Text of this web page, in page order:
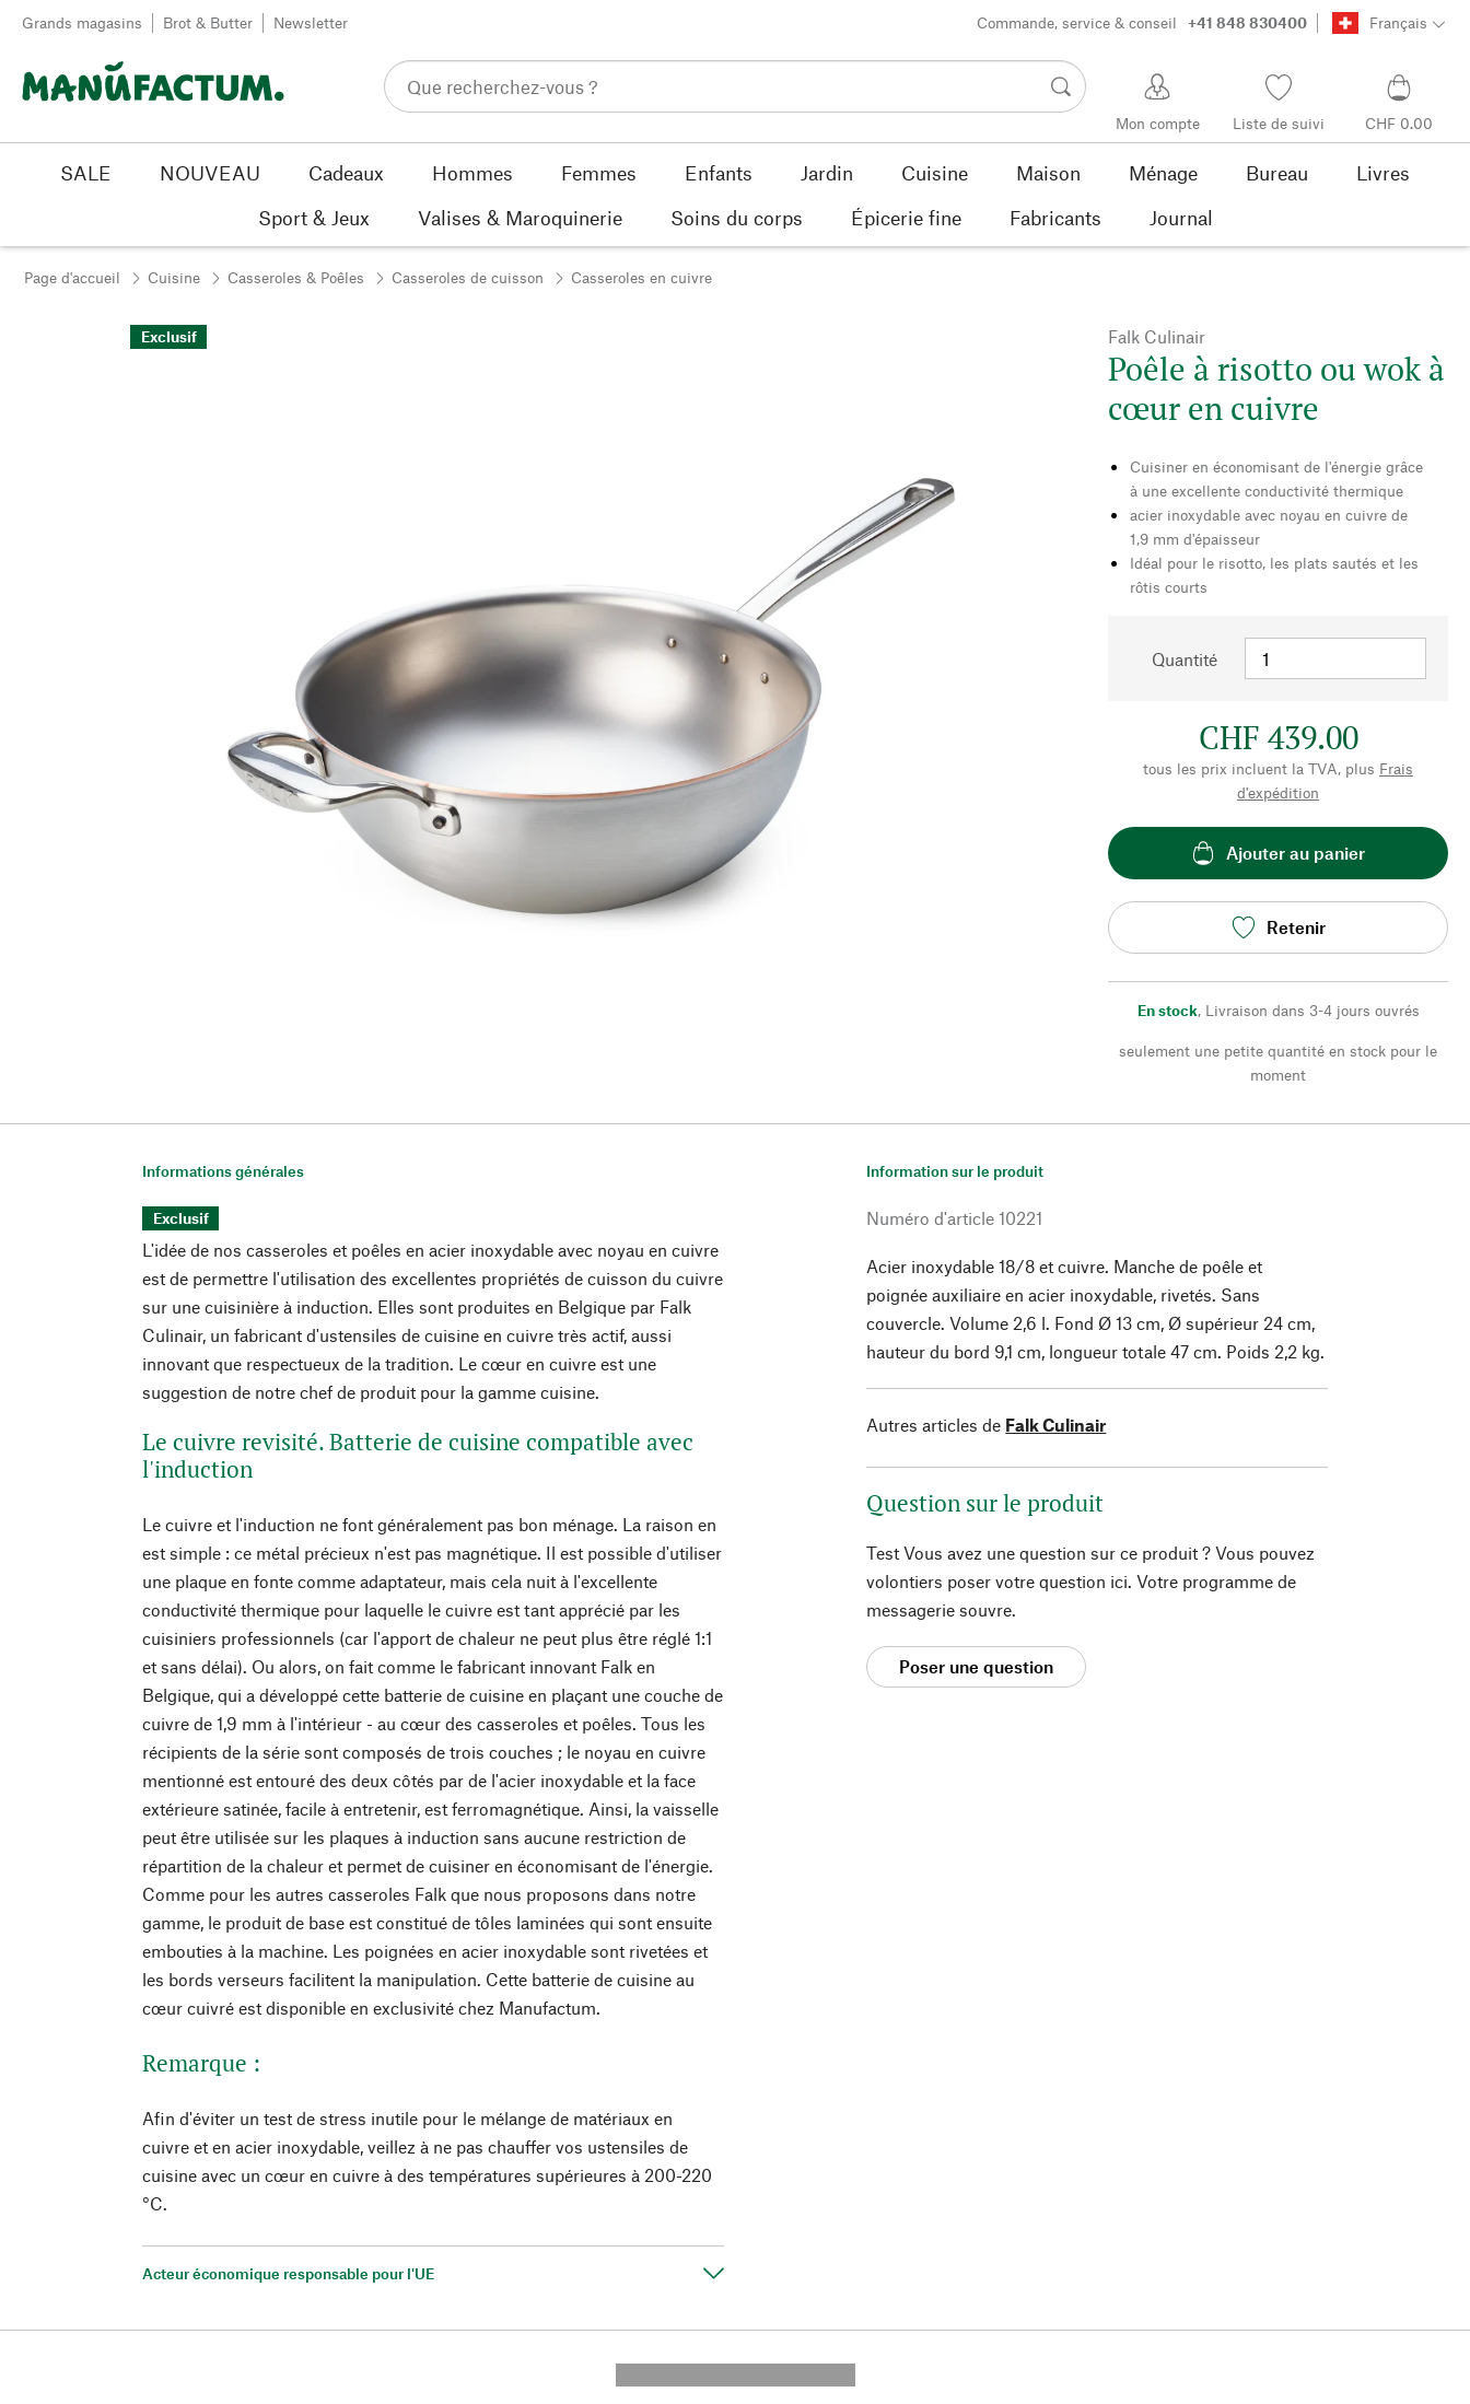
Passer au contenu
Grands magasins Brot & Butter Newsletter Commande, service & conseil +41 848 830400 Français
Mon compte Liste de suivi CHF 0.00
SALE NOUVEAU Cadeaux Hommes Femmes Enfants Jardin Cuisine Maison Ménage Bureau
Livres
Sport & Jeux
Valises & Maroquinerie Soins du corps Épicerie fine Fabricants Journal
Page d'accueil Cuisine Casseroles & Poêles Casseroles de cuisson Casseroles en cuivre
Exclusif Falk Culinair
Poêle à risotto ou wok à
cœur en cuivre
Cuisiner en économisant de l'énergie grâce
à une excellente conductivité thermique
acier inoxydable avec noyau en cuivre de
1,9 mm d'épaisseur
Idéal pour le risotto, les plats sautés et les
rôtis courts
Quantité
CHF 439.00
tous les prix incluent la TVA, plus Frais
d'expédition
Ajouter au panier
Retenir
En stock, Livraison dans 3-4 jours ouvrés
seulement une petite quantité en stock pour le
moment
Informations générales
Exclusif
L'idée de nos casseroles et poêles en acier inoxydable avec noyau en cuivre
est de permettre l'utilisation des excellentes propriétés de cuisson du cuivre
sur une cuisinière à induction. Elles sont produites en Belgique par Falk
Culinair, un fabricant d'ustensiles de cuisine en cuivre très actif, aussi
innovant que respectueux de la tradition. Le cœur en cuivre est une
suggestion de notre chef de produit pour la gamme cuisine.
Le cuivre revisité. Batterie de cuisine compatible avec
l'induction
Le cuivre et l'induction ne font généralement pas bon ménage. La raison en
est simple : ce métal précieux n'est pas magnétique. Il est possible d'utiliser
une plaque en fonte comme adaptateur, mais cela nuit à l'excellente
conductivité thermique pour laquelle le cuivre est tant apprécié par les
cuisiniers professionnels (car l'apport de chaleur ne peut plus être réglé 1:1
et sans délai). Ou alors, on fait comme le fabricant innovant Falk en
Belgique, qui a développé cette batterie de cuisine en plaçant une couche de
cuivre de 1,9 mm à l'intérieur - au cœur des casseroles et poêles. Tous les
récipients de la série sont composés de trois couches ; le noyau en cuivre
mentionné est entouré des deux côtés par de l'acier inoxydable et la face
extérieure satinée, facile à entretenir, est ferromagnétique. Ainsi, la vaisselle
peut être utilisée sur les plaques à induction sans aucune restriction de
répartition de la chaleur et permet de cuisiner en économisant de l'énergie.
Comme pour les autres casseroles Falk que nous proposons dans notre
gamme, le produit de base est constitué de tôles laminées qui sont ensuite
embouties à la machine. Les poignées en acier inoxydable sont rivetées et
les bords verseurs facilitent la manipulation. Cette batterie de cuisine au
cœur cuivré est disponible en exclusivité chez Manufactum.
Remarque :
Afin d'éviter un test de stress inutile pour le mélange de matériaux en
cuivre et en acier inoxydable, veillez à ne pas chauffer vos ustensiles de
cuisine avec un cœur en cuivre à des températures supérieures à 200-220
°C.
Acteur économique responsable pour l'UE
Information sur le produit
Numéro d'article 10221
Acier inoxydable 18/8 et cuivre. Manche de poêle et
poignée auxiliaire en acier inoxydable, rivetés. Sans
couvercle. Volume 2,6 l. Fond Ø 13 cm, Ø supérieur 24 cm,
hauteur du bord 9,1 cm, longueur totale 47 cm. Poids 2,2 kg.
Autres articles de Falk Culinair
Question sur le produit
Test Vous avez une question sur ce produit ? Vous pouvez
volontiers poser votre question ici. Votre programme de
messagerie souvre.
Poser une question